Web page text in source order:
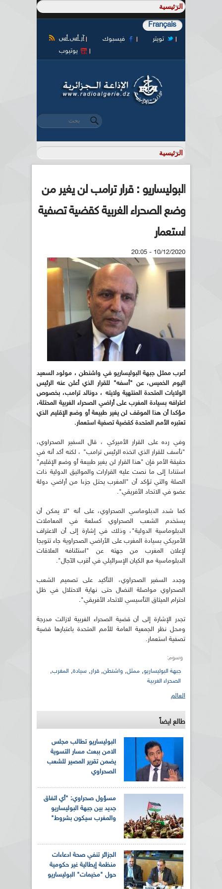
Français
آر أس أس فيسبوك
تويتر
يوتيوب
استمارة البحث
‏بحث ‏
البوليساريو : قرار ترامب لن يغير من
وضع الصحراء الغربية كقضية تصفية
استعمار
10/12/2020 - 20:05
أعرب ممثل جبهة البوليساريو في واشنطن ، مولود السعيد
اليوم الخميس، عن "أسفه" للقرار الذي أعلن عنه الرئيس
الولايات المتحدة المنتهية ولايته ، دونالد ترامب، بخصوص
اعترافه بسيادة المغرب على أراضي الصحراء الغربية المحتلة،
مؤكدا أن هذا الموقف لن يغير طبيعة أو وضع الإقليم الذي
تعتبره الأمم المتحدة كقضية تصفية استعمار.
وفي رده على القرار الأميركي ، قال السفير الصحراوي،
"نأسف للقرار الذي اتخذه الرئيس ترامب" ، لكنه أكد أنه في
حقيقة الأمر فإن "هذا القرار لن يغير طبيعة أو وضع الإقليم"
استنادا إلى ما نصت عليه القرارات والمواثيق الدولية ذات
الصلة والتي تؤكد أن "المغرب يحتل جزءا من أراضي دولة
عضو في الاتحاد الأفريقي".
كما شدد الدبلوماسي الصحراوي، على أنه "لا يمكن أن
يستخدم الشعب الصحراوي كسلعة في المعاملات
الدبلوماسية الدولية"، وذلك في إشارة إلى أن الاعتراف
الأمريكي بسيادة المغرب على الأراضي الصحراوية جاء تتويجا
لإعلان المغرب من جهته عن "استئنافه العلاقات
الدبلوماسية مع الكيان الإسرائيلي في أقرب الآجال".
وجدد السفير الصحراوي، التأكيد على تصميم الشعب
الصحراوي مواصلة النضال حتى نهاية الاحتلال في ظل
احترام الميثاق التأسيسي للاتحاد الأفريقي".
تجدر الإشارة إلى أن قضية الصحراء الغربية لازالت مدرجة
ومحل نظر الجمعية العامة للأمم المتحدة باعتبارها قضية
تصفية استعمار.
وسوم:
جبهة البوليساريو, ممثل, واشنطن, قرار, سيادة, المغرب,
الصحراء الغربية
العالم
طالع ايضاً
البوليساريو تطالب مجلس
الامن ببعث مسار التسوية
يضمن تقرير المصير للشعب
الصحراوي
مسؤول صحراوي: "أي اتفاق
جديد بين جبهة البوليساريو
والمغرب سيكون بشروط"
الجزائر تنفي صحة ادعاءات
منظمة إيطالية غير حكومية
حول "مخيمات" البوليساريو